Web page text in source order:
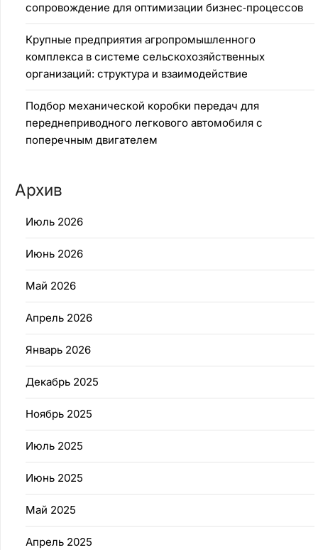
сопровождение для оптимизации бизнес‑процессов
Крупные предприятия агропромышленного
комплекса в системе сельскохозяйственных
организаций: структура и взаимодействие
Подбор механической коробки передач для
переднеприводного легкового автомобиля с
поперечным двигателем
Архив
Июль 2026
Июнь 2026
Май 2026
Апрель 2026
Январь 2026
Декабрь 2025
Ноябрь 2025
Июль 2025
Июнь 2025
Май 2025
Апрель 2025